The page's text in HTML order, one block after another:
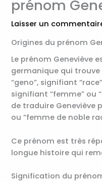
prénom
Laisser un
Origines du prénom
Le prénom Geneviève
germanique qui trouve
“geno”, signifiant
signifiant “femme” ou
de traduire Geneviève
ou “femme de noble
Ce prénom est très
longue histoire qui
Signification du